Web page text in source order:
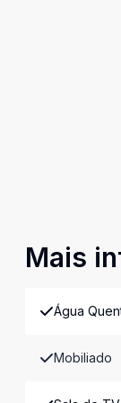
Mais
Água
Mobiliado